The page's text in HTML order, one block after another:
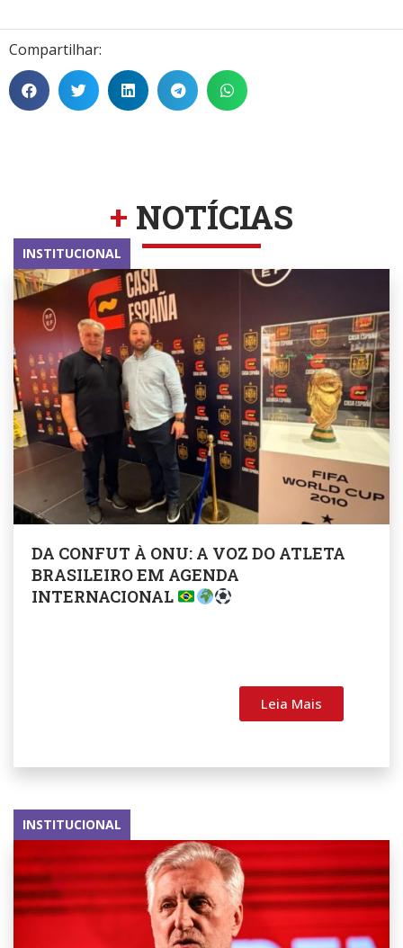
Compartilhar:
+ NOTÍCIAS
INSTITUCIONAL
DA CONFUT À ONU: A VOZ DO ATLETA
BRASILEIRO EM AGENDA
INTERNACIONAL
Leia Mais
INSTITUCIONAL